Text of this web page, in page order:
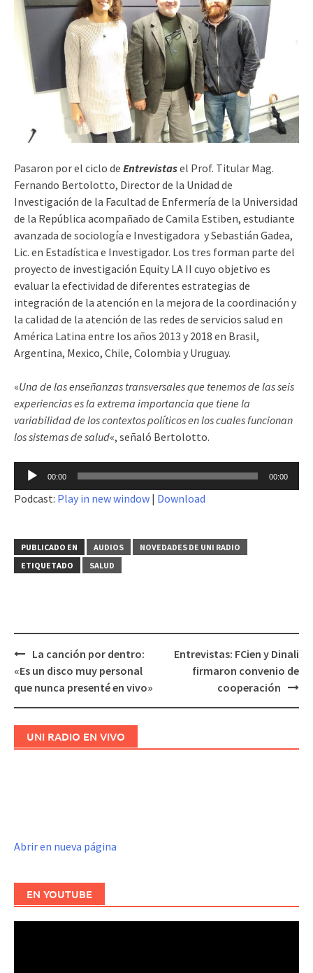
Pasaron por el ciclo de Entrevistasel Prof. Titular Mag.
Fernando Bertolotto, Director de la Unidad de
Investigación de la Facultad de Enfermería de la Universidad
de la República acompañado de Camila Estiben, estudiante
avanzada de sociología e Investigadora y Sebastián Gadea,
Lic. en Estadística e Investigador. Los tres forman parte del
proyecto de investigación Equity LA II cuyo objetivo es
evaluar la efectividad de diferentes estrategias de
integración de la atención en la mejora de la coordinación y
la calidad de la atención de las redes de servicios salud en
América Latina entre los años 2013 y 2018 en Brasil,
Argentina, Mexico, Chile, Colombia y Uruguay.
«Una de las enseñanzas transversales que tenemos de las seis
experiencias es la extrema importancia que tiene la
variabilidad de los contextos políticos en los cuales funcionan
los sistemas de salud«, señaló Bertolotto.
Reproductor
audio
00:00 00:00
Podcast: Play in new window | Download
PUBLICADO EN AUDIOS
NOVEDADES DE UNI RADIO
ETIQUETADO
SALUD
Navegación
de
entradas
La canción por dentro:
«Es un disco muy personal
que nunca presenté en vivo»
Entrevistas: FCien y Dinali
firmaron convenio de
cooperación
UNI RADIO EN VIVO
Abrir en nueva página
EN YOUTUBE